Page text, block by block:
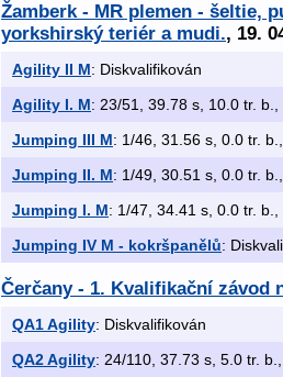
Žamberk - MR plemen - šeltie,
yorkshirský teriér a mudi., 19.
Agility II M: Diskvalifikován
Agility I. M: 23/51, 39.78 s, 10.0 tr.
Jumping III M: 1/46, 31.56 s, 0.0 tr.
Jumping II. M: 1/49, 30.51 s, 0.0 tr.
Jumping I. M: 1/47, 34.41 s, 0.0 tr.
Jumping IV M - kokršpanělů:
Čerčany - 1. Kvalifikační závod
QA1 Agility: Diskvalifikován
QA2 Agility: 24/110, 37.73 s, 5.0 tr.